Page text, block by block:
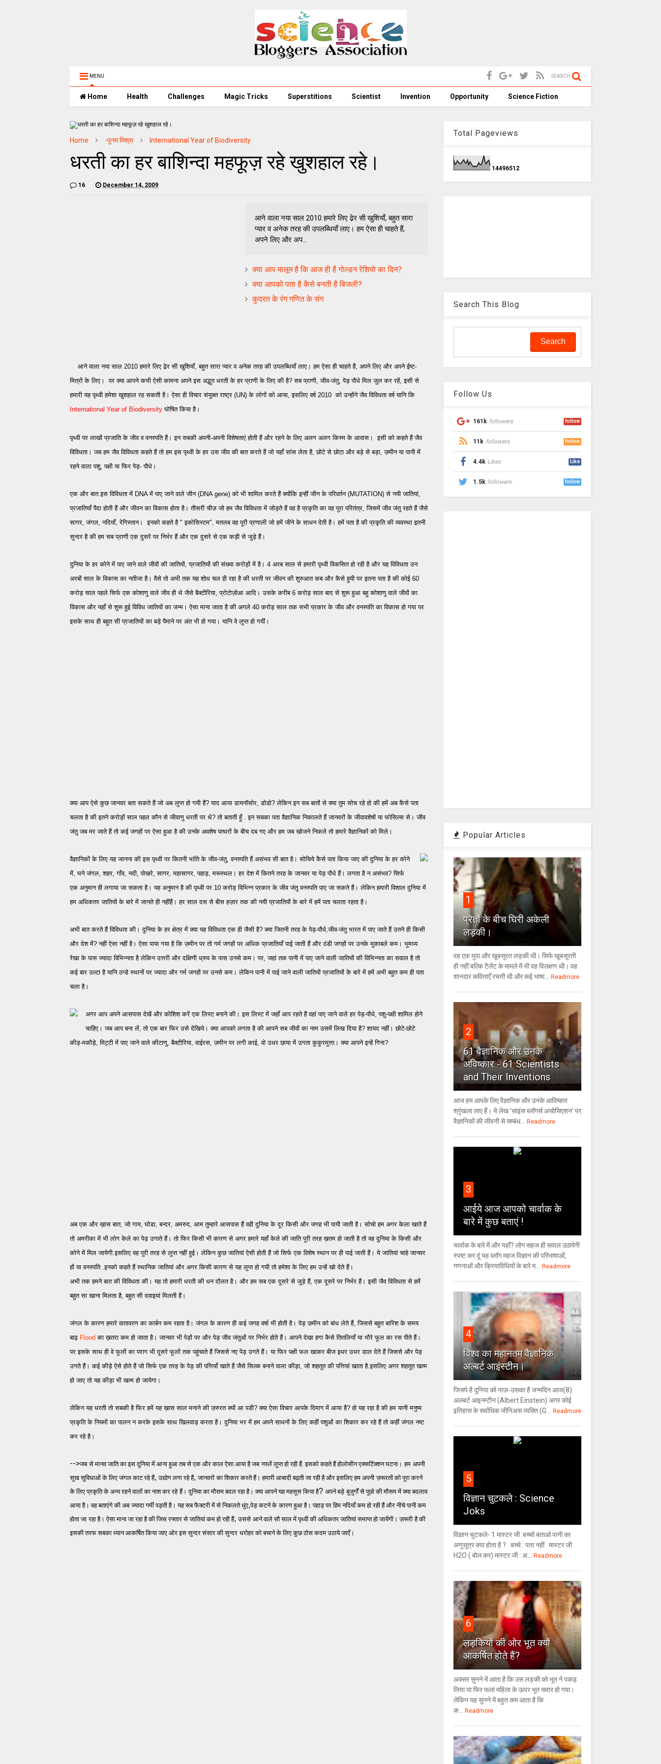
MENU SEARCH
Home Health Challenges Magic Tricks Superstitions Scientist Invention Opportunity Science Fiction
Home -पूनम मिश्रा International Year of Biodiversity
धरती का हर बाशिन्दा महफूज़ रहे खुशहाल रहे।
16 December 14, 2009
आने वाला नया साल 2010 हमारे लिए ढे़र सी खुशियाँ, बहुत सारा
प्यार व अनेक तरह की उपलब्धियाँ लाए। हम ऐसा ही चाहते हैं,
अपने लिए और अप...
क्या आप मालूम है कि आज ही है गोल्डन रेशियो का दिन?
क्या आपको पता है कैसे बनती है बिजली?
कुदरत के रंग गणित के संग
आने वाला नया साल 2010 हमारे लिए ढे़र सी खुशियाँ, बहुत सारा प्यार व अनेक तरह की उपलब्धियाँ लाए। हम ऐसा ही चाहते हैं, अपने लिए और अपने ईष्ट-
मित्रों के लिए। पर क्या आपने कभी ऐसी कामना अपने इस अद्भुत धरती के हर प्राणी के लिए की है? सब प्राणी, जीव-जंतु, पेड़ पौधे मिल जुल कर रहें, इसी से
हमारी यह पृथ्वी हमेशा खुशहाल रह सकती है। ऐसा ही विचार संयुक्त राष्ट्र (UN) के लोगों को आया, इसलिए वर्ष 2010 को उन्होंने जैव विविधता वर्ष यानि कि
International Year of Biodiversity घोषित किया है।
पृथ्वी पर लाखों प्रजाति के जीव व वनस्पति हैं। इन सबकी अपनी-अपनी विशेषताएं होती हैं और रहने के लिए अलग अलग किस्म के आवास। इसी को कहते हैं जैव
विविधता। जब हम जैव विविधता कहते हैं तो हम इस पृथ्वी के हर उस जीव की बात करते हैं जो यहाँ सांस लेता है, छोटे से छोटा और बड़े से बड़ा, ज़मीन या पानी में
रहने वाला पशु, पक्षी या फिर पेड़- पौधे।
एक और बात.इस विविधता में DNA में पाए जाने वाले जीन (DNA gene) को भी शामिल करते हैं क्योंकि इन्हीं जीन के परिवर्तन (MUTATION) से नयी जातियां,
प्रजातियाँ पैदा होती हैं और जीवन का विकास होता है।तीसरी चीज़ जो हम जैव विविधता में जोड़ते हैं वह है प्रकृति का वह पूरा परितंत्र, जिसमें जीव जंतु रहते हैं जैसे
सागर, जंगल, नदियाँ, रेगिस्तान। इनको कहते है " इकोसिस्टम", मतलब वह पूरी प्रणाली जो हमें जीने के साधन देती है। हमें पता है की प्रकृति की व्यवस्था इतनी
सुन्दर है की हम सब प्राणी एक दुसरे पर निर्भर हैं और एक दुसरे से एक कड़ी से जुड़े हैं।
दुनिया के हर कोने में पाए जाने वाले जीवों की जातियों, प्रजातियों की संख्या करोड़ों में है। 4 अरब साल से हमारी पृथ्वी विकसित हो रही है और यह विविधता उन
अरबों साल के विकास का नतीजा है। वैसे तो अभी तक यह शोध चल ही रहा है की धरती पर जीवन की शुरुआत कब और कैसे हुयी पर इतना पता है की कोई 60
करोड़ साल पहले सिर्फ एक कोशाणु वाले जीव ही थे जैसे बैक्टीरिया, प्रोटोज़ोआ आदि।उसके करीब 6 करोड़ साल बाद से शुरू हुआ बहु कोशाणु वाले जीवों का
विकास और यहाँ से शुरू हुई विविधजातियों का जन्म। ऐसा माना जाता है की अगले 40 करोड़ साल तक सभी प्रकार के जीव और वनस्पति का विकास हो गया पर
इसके साथ ही बहुत सी प्रजातियों का बड़े पैमाने पर अंत भी हो गया। यानि वे लुप्त हो गयीं।
क्या आप ऐसे कुछ जानवर बता सकते हैं जो अब लुप्त हो गयी हैं? याद आया डायनॉसोर, डोडो?लेकिन इन सब बातों से क्या तुम सोच रहे हो की हमें अब कैसे पता
चलता है की इतने करोड़ों साल पहल कौन से जीवाणु धरती पर थे? तो बताती हूँ . इन सबका पता वैज्ञानिक निकालते हैं जानवरों के जीवावशेषों या फोसिल्स से। जीव
जंतु जब मर जाते हैं तो कई जगहों पर ऐसा हुआ है की उनके अवशेष पत्थरों के बीच दब गए और हम जब खोजने निकले तो हमारे वैज्ञानिकों को मिले।
वैज्ञानिकों के लिए यह जानना की इस पृथ्वी पर कितनी भांति के जीव-जंतु, वनस्पति हैं असंभव सी बात है। सोचिये कैसे पता किया जाए की दुनिया के हर कोने
में, घने जंगल, शहर, गाँव, नदी, पोखरे, सागर, महासागर,पहाड़, मरूस्थल। हर देश में कितने तरह के जानवर या पेड़ पौधे हैं। लगता है न असंभव? सिर्फ
एक अनुमान ही लगाया जा सकता है। यह अनुमान है की पृथ्वी पर 10 करोड़ विभिन्न प्रकार के जीव जंतु वनस्पति पाए जा सकते हैं। लेकिन हमारी विशाल दुनिया में
हम अधिकतर जातियोंके बारे में जानते ही नहींहैं।हर साल दस से बीस हज़ार तक की नयी प्रजातियों के बारे में हमें पता चलता रहता है।
अभी बात करते हैं विविधता की। दुनिया के हर क्षेत्र में क्या यह विविधता एक ही जैसी है? क्या जितनी तरह के पेड़-पौधे,जीव-जंतु भारत में पाए जाते हैं उतने ही किसी
और देश में? नहीं ऐसा नहीं है। ऐसा पाया गया है कि ज़मीन पर तो गर्म जगहों पर अधिक प्रजातियाँ पाई जाती हैं और ठंडी जगहों पर उनके मुकाबले कम। भूमध्य
रेखा के पास ज्यादा विभिन्नता है लेकिन उत्तरी और दक्षिणी ध्रुव के पास उनसे कम। पर, जहां तक पानी में पाए जाने वाली जातियों की विभिन्नता का सवाल है तो
कई बार उल्टा है यानि ठन्डे स्थानों पर ज्यादा और गर्म जगहों पर उनसे कम। लेकिन पानी में पाई जाने वाली जातियों प्रजातियों के बारे में हमें अभी बहुत कम ही पता
चला है।
अगर आप अपने आसपास देखें और कोशिश करें एक लिस्ट बनाने की। इस लिस्ट में जहाँ आप रहते हैं वहां पाए जाने वाले हर पेड़-पौधे, पशु-पक्षी शामिल होने
चाहिए। जब आप बना लें, तो एक बार फिर उसे देखिये। क्या आपको लगता है की आपने सब जीवों का नाम उसमें लिख दिया है? शायद नहीं। छोटे-छोटे
कीड़-मकौड़े, मिट्टी में पाए जाने वाले कीटाणु, बैक्टीरिया, वाईरस, ज़मीन पर लगी काई, वो उधर छाया में उगता कुकुरमुत्ता। क्या आपने इन्हें गिना?
अब एक और ख़ास बात, जो गाय, घोडा, बन्दर, अमरुद, आम तुम्हारे आसपास हैं वही दुनिया के दूर किसी और जगह भी पायी जाती है। सोचो हम अगर केला खाते हैं
तो अमरीका में भी लोग केले का पेड़ उगाते हैं। तो फिर किसी भी कारण से अगर हमारे यहाँ केले की जाति पूरी तरह ख़तम हो जाती है तो वह दुनिया के किसी और
कोने में मिल जायेगी.इसलिए वह पूरी तरह से लुप्त नहीं हुई। लेकिन कुछ जातियां ऐसी होती हैं जो सिर्फ एक विशेष स्थान पर ही पाई जाती हैं। ये जातियां चाहे जानवर
हों या वनस्पति .इनको कहते हैं स्थानिक जातियां और अगर किसी कारण से यह लुप्त हो गयी तो हमेशा के लिए हम उन्हें खो देते हैं।
अभी तक हमने बात की विविधता की। यह तो हमारी धरती की धन दौलत है। और हम सब एक दूसरे से जुड़े हैं, एक दूसरे पर निर्भर हैं। इसी जैव विविधता से हमें
बहुत सा खाना मिलता है, बहुत सी दवाइयां मिलती हैं।
जंगल के कारण हमारे वातावरण का कार्बन कम रहता है। जंगल के कारण ही कई जगह वर्षा भी होती है। पेड़ ज़मीन को बांध लेते हैं, जिससे बहुत बारिश के समय
बाढ़ Flood का ख़तरा कम हो जाता है। जानवर भी पेड़ों पर और पेड़ जीव जंतुओं पर निर्भर होते हैं। आपने देखा हगा कैसे तितलियाँ या भौरे फूल का रस पीते हैं।
पर इसके साथ ही वे फूलों का पराग भी दूसरे फूलों तक पहुंचाते हैं जिससे नए पेड़ उगते हैं। या फिर पक्षी फल खाकर बीज इधर उधर डाल देते हैं जिससे और पेड़
उगते हैं। कई कीड़े ऐसे होते हैं जो सिर्फ एक तरह के पेड़ की पत्तियाँ खाते हैं जैसे सिल्क बनाने वाला कीड़ा, जो शहतूत की पत्तियां खाता है.इसलिए अगर शहतूत खत्म
हो जाए तो यह कीड़ा भी खत्म हो जायेगा।
लेकिन यह धरती तो सबकी है फिर हमें यह ख़ास साल मनाने की ज़रुरत क्यों आ पडी? क्या ऐसा विचार आपके दिमाग में आया है? हो यह रहा है की हम यानी मनुष्य
प्रकृति के नियमों का पालन न करके इसके साथ खिलवाड़ करता है। दुनिया भर में हम अपने साधनों के लिए कहीं पशुओं का शिकार कर रहे हैं तो कहीं जंगल नष्ट
कर रहे है।
-->जब से मानव जाति का इस दुनिया में आना हुआ तब से एक और काल ऐसा आया है जब नस्लें लुप्त हो रही हैं. इसको कहते हैं होलोसीन एक्सटिंक्शन घटना। हम अपनी
सुख सुविधाओं के लिए जंगल काट रहे हैं,उद्योग लगा रहे हैं,जानवरों का शिकार करते हैं। हमारी आबादी बढ़ती जा रही है और इसलिए हम अपनी ज़रूरतों को पूरा करने
के लिए प्रकृति के अन्य रहने वालों का नाश कर रहे हैं। दुनिया का मौसम बदल रहा है। क्या आपने यह महसूस किया है? अपने बड़े बुजुर्गों से पूछो की मौसम में क्या बदलाव
आया है। वह बताएंगे की अब ज्यादा गर्मी पड़ती है। यह सब फैक्टरी में से निकलते धुंए,पेड़ कटने के कारण हुआ है। पहाड़ पर हिम नदियाँ कम हो रही हैं और नीचे पानी कम
होता जा रहा है। ऐसा माना जा रहा है की जिस रफ्तार से जातियां कम हो रही हैं,उससे आने वाले सौ साल में पृथ्वी की अधिकतर जातियां समाप्त हो जायेंगी। ज़रूरी है की
इसकी तरफ सबका ध्यान आकर्षित किया जाए ओर इस सुन्दर संसार की सुन्दर धरोहर को बचाने के लिए कुछ ठोस कदम उठाये जाएँ।
Total Pageviews
1 449651 2
Search This Blog
Follow Us
161k followers follow
11k followers follow
4.4k Likes Like
1.5k followers follow
Popular Articles
1
प्रेतों के बीच घिरी अकेली
लड़की।
वह एक युवा और खूबसूरत लड़की थी। सिर्फ खूबसूरती
ही नहीं बल्कि टैलेंट के मामले में भी वह विलक्षण थी। वह
शानदार कविताएँ रचती थी और कई भाषा...
Readmore
2
61 वैज्ञानिक और उनके
अविष्कार - 61 Scientists
and Their Inventions
आज हम आपके लिए वैज्ञानिक और उनके आविष्कार
श्रृंखला लाए हैं। ये लेख 'साइंस ब्लॉगर्स असोसिएशन' पर
वैज्ञा‍निकों की जीवनी से सम्बंध...
Readmore
3
आईये आज आपको चार्वाक के
बारे में कुछ बताएं !
चार्वाक के बारे में और यहाँ? लोग सहज ही सवाल उठायेगें!
स्पष्ट कर दूं यह ब्लॉग महज विज्ञान की परिभाषाओं,
गणनाओं और क्रियाविधियों के बारे म...
Readmore
4
विश्‍व का महानतम वैज्ञानिक
अल्बर्ट आइंस्टीन।
जिसपे है दुनिया को नाज़-उसका है जन्मदिन आज(8):
अलबर्ट आइन्स्टीन (Albert Einstein) अगर कोई
इतिहास के सर्वाधिक जीनिअस व्यक्ति (G...
Readmore
5
विज्ञान चुटकले : Science
Joks
विज्ञान चुटकले- 1 मास्टर जी :बच्चो बताओ पानी का
अणुसूत्र क्या होता है ? बच्चे : पता नहीं मास्टर जी :
H2O ( बोल कर) मास्टर जी : अ...
Readmore
6
लड़कियों की ओर भूत क्‍यों
आकर्षित होते हैं?
अक्सर सुनने में आता है कि उस लड़की को भूत ने पकड़
लिया या फिर फलां महिला के ऊपर भूत सवार हो गया।
लेकिन यह सुनने में बहुत कम आता है कि
क...
Readmore